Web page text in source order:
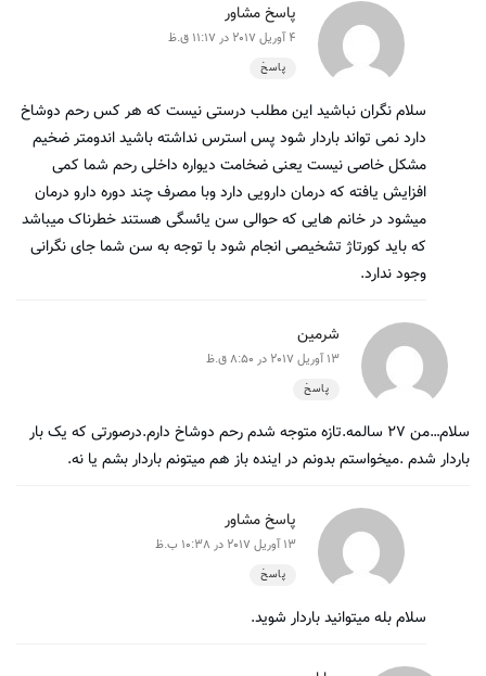
پاسخ مشاور
4 آوریل 2017 در 11:17 ق.ظ
پاسخ
سلام نگران نباشید این مطلب درستی نیست که هر کس رحم دوشاخ
دارد نمی تواند باردار شود پس استرس نداشته باشید اندومتر ضخیم
مشکل خاصی نیست یعنی ضخامت دیواره داخلی رحم شما کمی
افزایش یافته که درمان دارویی دارد وبا مصرف چند دوره دارو درمان
میشود در خانم هایی که حوالی سن یائسگی هستند خطرناک میباشد
که باید کورتاژ تشخیصی انجام شود با توجه به سن شما جای نگرانی
وجود ندارد.
شرمین
13 آوریل 2017 در 8:50 ق.ظ
پاسخ
سلام…من ۲۷ سالمه.تازه متوجه شدم رحم دوشاخ دارم.درصورتی که یک بار
باردار شدم .میخواستم بدونم در اینده باز هم میتونم باردار بشم یا نه.
پاسخ مشاور
13 آوریل 2017 در 10:38 ب.ظ
پاسخ
سلام بله میتوانید باردار شوید.